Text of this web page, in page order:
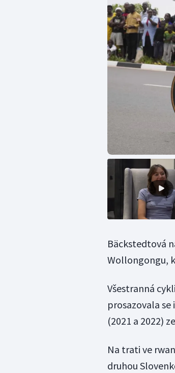
Bäckstedtová
Wollongongu,
Všestranná
prosazovala
(2021 a 2022)
Na trati ve
druhou